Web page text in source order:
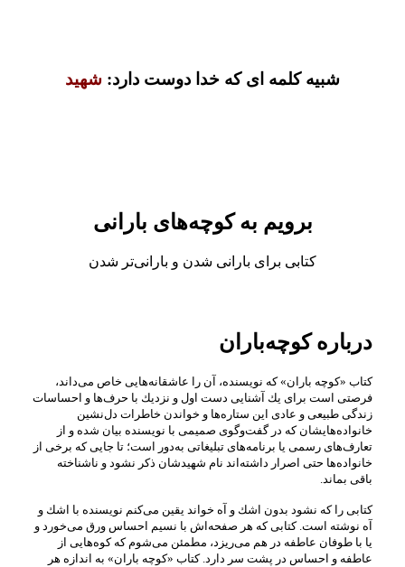
شبیه کلمه ای که خدا دوست دارد: شهید
برویم به کوچه‌های بارانی
کتابی برای بارانی شدن و بارانی‌تر شدن
درباره کوچه‌باران
كتاب «كوچه باران» كه نویسنده، آن را عاشقانه‌هایی خاص می‌داند،
فرصتی است برای یك آشنایی دست اول و نزدیك با حرف‌ها و احساسات
زندگی طبیعی و عادی این ستاره‌ها و خواندن خاطرات دل‌نشین
خانواده‌هایشان كه در گفت‌وگوی صمیمی با نویسنده بیان شده و از
تعارف‌های رسمی یا برنامه‌های تبلیغاتی به‌دور است؛ تا جایی كه برخی از
خانواده‌ها حتى اصرار داشته‌اند نام شهیدشان ذكر نشود و ناشناخته
باقی بماند.
كتابی را كه نشود بدون اشك و آه خواند یقین می‌کنم نویسنده با اشك و
آه نوشته است. كتابی كه هر صفحه‌اش با نسیم احساس ورق می‌خورد و
یا با طوفان عاطفه در هم می‌ریزد، مطمئن می‌شوم كه کوه‌هایی از
عاطفه و احساس در پشت سر دارد. كتاب «كوچه باران» به اندازه هر